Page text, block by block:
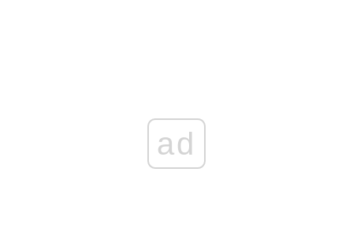
ad